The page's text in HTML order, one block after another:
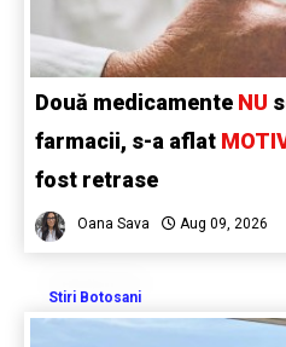
Două medicamente NU
farmacii, s-a aflat
fost retrase
Oana Sava Aug 09, 2026
Stiri Botosani